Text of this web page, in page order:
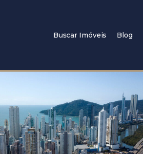
Buscar Imóveis Blog